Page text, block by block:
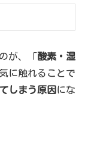
が、「酸素・湿
に触れることで
しまう原因 にな